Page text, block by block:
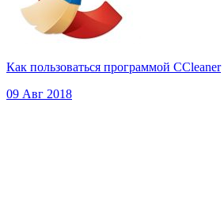
Как пользоваться программой CCleaner
09 Авг 2018